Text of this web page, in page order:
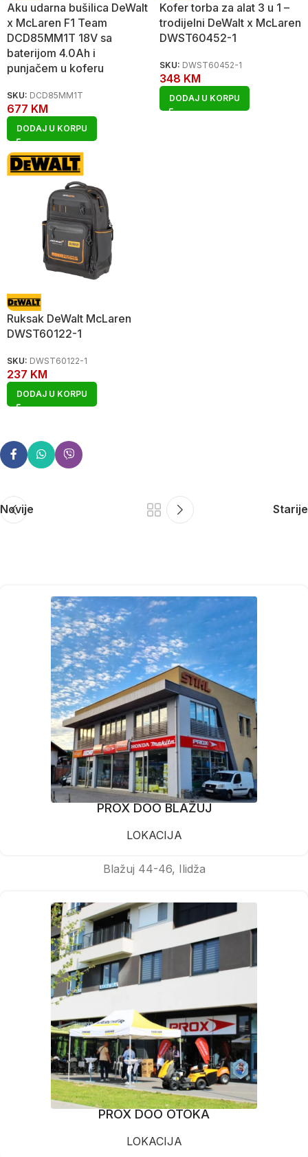
Aku udarna bušilica DeWalt
x McLaren F1 Team
DCD85MM1T 18V sa
baterijom 4.0Ah i
punjačem u koferu
SKU: DCD85MM1T
677 KM
DODAJ U KORPU
Kofer torba za alat 3 u 1 –
trodijelni DeWalt x McLaren
DWST60452-1
SKU: DWST60452-1
348 KM
DODAJ U KORPU
Ruksak DeWalt McLaren
DWST60122-1
SKU: DWST60122-1
237 KM
DODAJ U KORPU
Novije Starije
PROX DOO BLAŽUJ
LOKACIJA
Blažuj 44-46, Ilidža
PROX DOO OTOKA
LOKACIJA